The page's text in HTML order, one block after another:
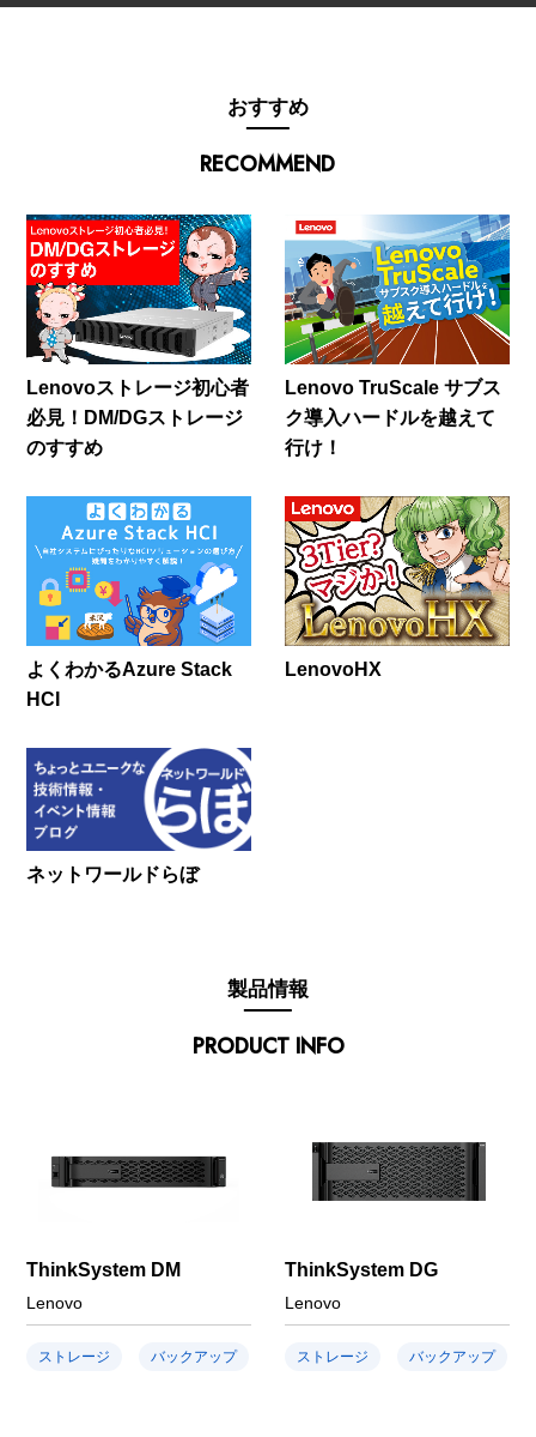
RECOMMEND
おすすめ
Lenovoストレージ初心者
必見！DM/DGストレージ
のすすめ
Lenovo TruScale サブス
ク導入ハードルを越えて
行け！
よくわかるAzure Stack
HCI
LenovoHX
ネットワールドらぼ
PRODUCT INFO
製品情報
ThinkSystem DM
Lenovo
ストレージ バックアップ
ThinkSystem DG
Lenovo
ストレージ バックアップ